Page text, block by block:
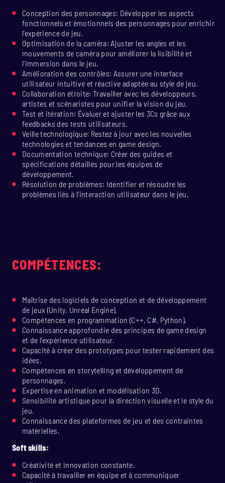
Conception des personnages: Développer les aspects
fonctionnels et émotionnels des personnages pour enrichir
l'expérience de jeu.
Optimisation de la caméra: Ajuster les angles et les
mouvements de caméra pour améliorer la lisibilité et
l'immersion dans le jeu.
Amélioration des contrôles: Assurer une interface
utilisateur intuitive et réactive adaptée au style de jeu.
Collaboration étroite: Travailler avec les développeurs,
artistes et scénaristes pour unifier la vision du jeu.
Test et itération: Évaluer et ajuster les 3Cs grâce aux
feedbacks des tests utilisateurs.
Veille technologique: Restez à jour avec les nouvelles
technologies et tendances en game design.
Documentation technique: Créer des guides et
spécifications détaillés pour les équipes de
développement.
Résolution de problèmes: Identifier et résoudre les
problèmes liés à l'interaction utilisateur dans le jeu.
COMPÉTENCES:
Maîtrise des logiciels de conception et de développement
de jeux (Unity, Unreal Engine).
Compétences en programmation (C++, C#, Python).
Connaissance approfondie des principes de game design
et de l'expérience utilisateur.
Capacité à créer des prototypes pour tester rapidement des
idées.
Compétences en storytelling et développement de
personnages.
Expertise en animation et modélisation 3D.
Sensibilité artistique pour la direction visuelle et le style du
jeu.
Connaissance des plateformes de jeu et des contraintes
matérielles.
Soft skills:
Créativité et innovation constante.
Capacité à travailler en équipe et à communiquer